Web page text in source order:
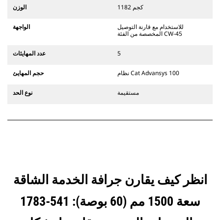
يستخدم مفصلات قارنة التوصيل السريعة
تتوفر قارنات التوصيل المخصصة من
الوزن 1182 كجم
الواجهة
للاستخدام مع قارنة التوصيل
المخصصة من الفئة CW-45
عدد المهايئات 5
حجم المهايئ نظام Cat Advansys 100
نوع الحد مستقيمة
انظر كيف يقارن جرافة الخدمة الشاقة
سعة 1500 مم (60 بوصة): 541-1783